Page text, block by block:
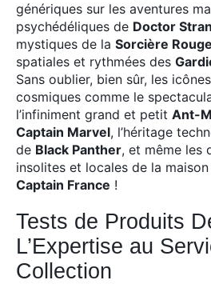
génériques sur les aventures
psychédéliques de Doctor
mystiques de la Sorcière Rouge
spatiales et rythmées des
Sans oublier, bien sûr, les
cosmiques comme le
l’infiniment grand et petit Ant-
Captain Marvel, l’héritage
de Black Panther, et même les
insolites et locales de la maison
Captain France !
Tests de Produits
L’Expertise au
Collection